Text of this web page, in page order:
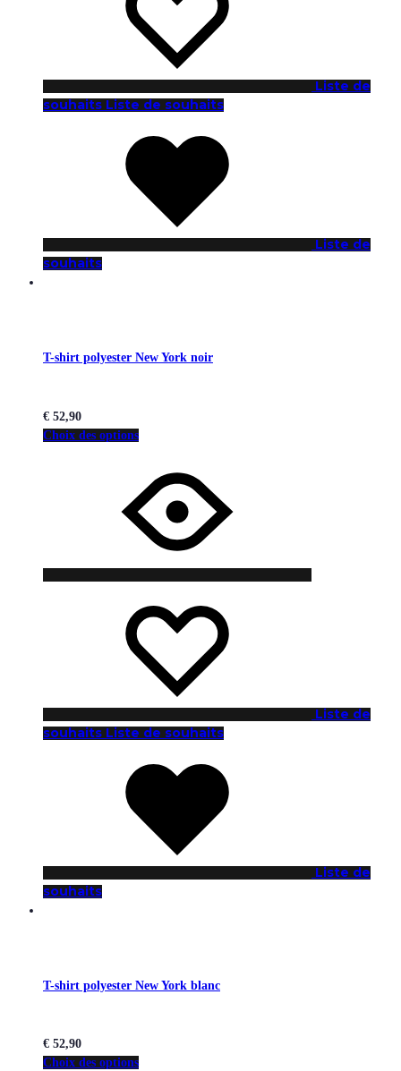
Liste de
souhaits Liste de souhaits
Liste de
souhaits
T-shirt polyester New York noir
€ 52,90
Choix des options
Liste de
souhaits Liste de souhaits
Liste de
souhaits
T-shirt polyester New York blanc
€ 52,90
Choix des options